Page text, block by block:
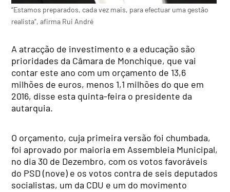
“Estamos preparados, cada vez mais, para efectuar uma gestão
realista”, afirma Rui André
A atracção de investimento e a educação são
prioridades da Câmara de Monchique, que vai
contar este ano com um orçamento de 13,6
milhões de euros, menos 1,1 milhões do que em
2016, disse esta quinta-feira o presidente da
autarquia.
O orçamento, cuja primeira versão foi chumbada,
foi aprovado por maioria em Assembleia Municipal,
no dia 30 de Dezembro, com os votos favoráveis
do PSD (nove) e os votos contra de seis deputados
socialistas, um da CDU e um do movimento